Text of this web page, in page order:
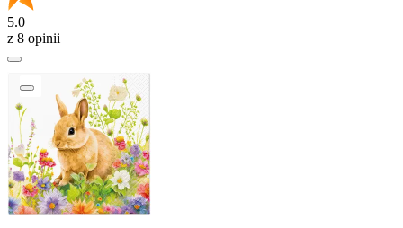
5.0
z 8 opinii